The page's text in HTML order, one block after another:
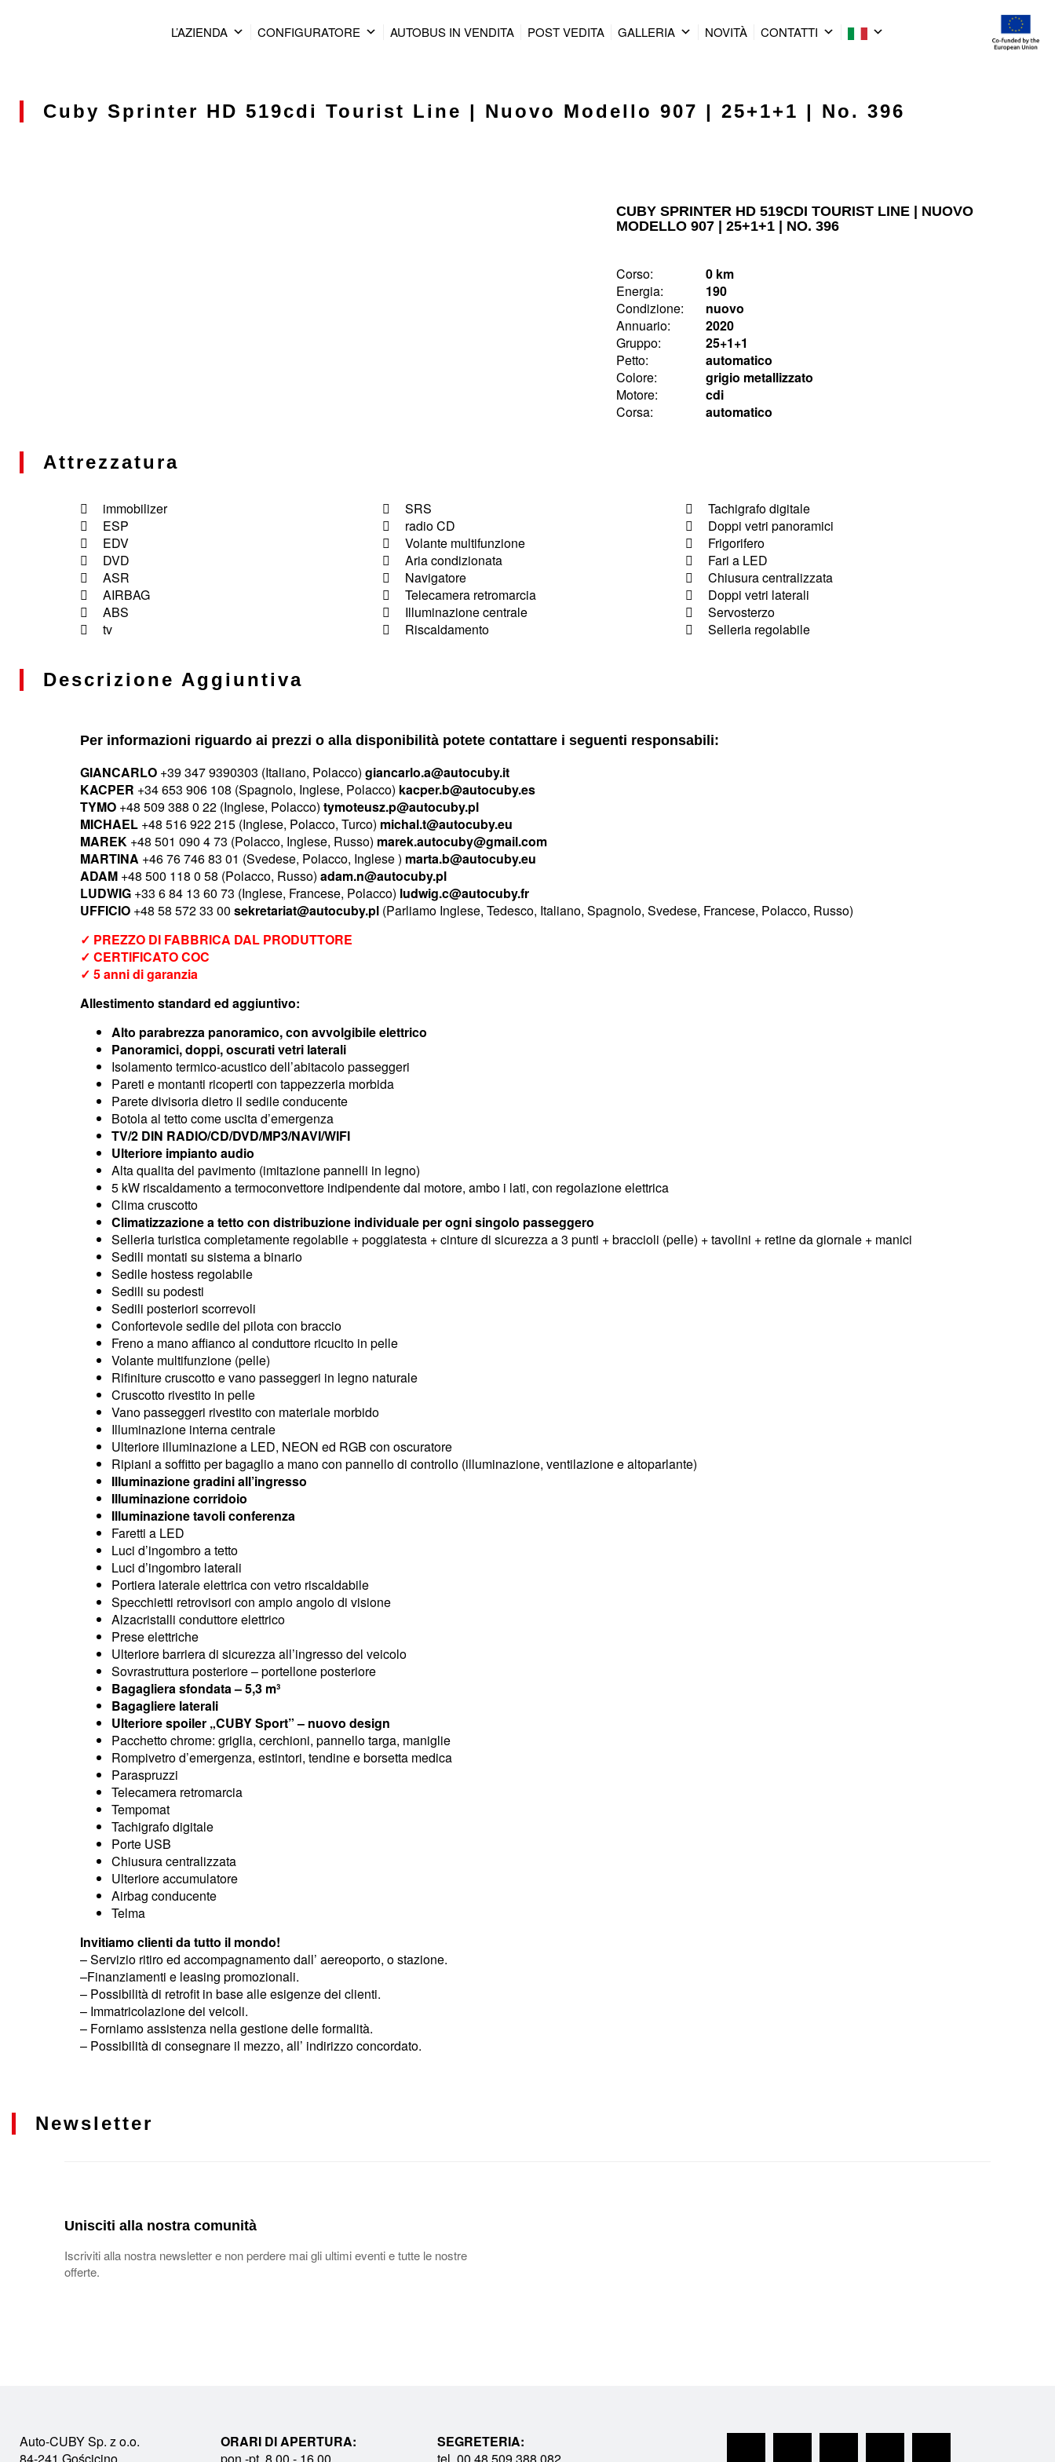
L’AZIENDA CONFIGURATORE AUTOBUS IN VENDITA POST VEDITA GALLERIA NOVITÀ CONTATTI
Cuby Sprinter HD 519cdi Tourist Line | Nuovo Modello 907 | 25+1+1 | No. 396
CUBY SPRINTER HD 519CDI TOURIST LINE | NUOVO
MODELLO 907 | 25+1+1 | NO. 396
Corso:
0 km
Energia:
190
Condizione:
nuovo
Annuario:
2020
Gruppo:
25+1+1
Petto:
automatico
Colore:
grigio metallizzato
Motore:
cdi
Corsa:
automatico
Attrezzatura
immobilizer
ESP
EDV
DVD
ASR
AIRBAG
ABS
tv
SRS
radio CD
Volante multifunzione
Aria condizionata
Navigatore
Telecamera retromarcia
Illuminazione centrale
Riscaldamento
Tachigrafo digitale
Doppi vetri panoramici
Frigorifero
Fari a LED
Chiusura centralizzata
Doppi vetri laterali
Servosterzo
Selleria regolabile
Descrizione Aggiuntiva
Per informazioni riguardo ai prezzi o alla disponibilità potete contattare i seguenti responsabili:
GIANCARLO +39 347 9390303 (Italiano, Polacco) giancarlo.a@autocuby.it
KACPER +34 653 906 108 (Spagnolo, Inglese, Polacco) kacper.b@autocuby.es
TYMO +48 509 388 0 22 (Inglese, Polacco) tymoteusz.p@autocuby.pl
MICHAEL +48 516 922 215 (Inglese, Polacco, Turco) michal.t@autocuby.eu
MAREK +48 501 090 4 73 (Polacco, Inglese, Russo) marek.autocuby@gmail.com
MARTINA +46 76 746 83 01 (Svedese, Polacco, Inglese ) marta.b@autocuby.eu
ADAM +48 500 118 0 58 (Polacco, Russo) adam.n@autocuby.pl
LUDWIG +33 6 84 13 60 73 (Inglese, Francese, Polacco) ludwig.c@autocuby.fr
UFFICIO +48 58 572 33 00 sekretariat@autocuby.pl (Parliamo Inglese, Tedesco, Italiano, Spagnolo, Svedese, Francese, Polacco, Russo)
✓ PREZZO DI FABBRICA DAL PRODUTTORE
✓ CERTIFICATO COC
✓ 5 anni di garanzia
Allestimento standard ed aggiuntivo:
Alto parabrezza panoramico, con avvolgibile elettrico
Panoramici, doppi, oscurati vetri laterali
Isolamento termico-acustico dell’abitacolo passeggeri
Pareti e montanti ricoperti con tappezzeria morbida
Parete divisoria dietro il sedile conducente
Botola al tetto come uscita d’emergenza
TV/2 DIN RADIO/CD/DVD/MP3/NAVI/WIFI
Ulteriore impianto audio
Alta qualita del pavimento (imitazione pannelli in legno)
5 kW riscaldamento a termoconvettore indipendente dal motore, ambo i lati, con regolazione elettrica
Clima cruscotto
Climatizzazione a tetto con distribuzione individuale per ogni singolo passeggero
Selleria turistica completamente regolabile + poggiatesta + cinture di sicurezza a 3 punti + braccioli (pelle) + tavolini + retine da giornale + manici
Sedili montati su sistema a binario
Sedile hostess regolabile
Sedili su podesti
Sedili posteriori scorrevoli
Confortevole sedile del pilota con braccio
Freno a mano affianco al conduttore ricucito in pelle
Volante multifunzione (pelle)
Rifiniture cruscotto e vano passeggeri in legno naturale
Cruscotto rivestito in pelle
Vano passeggeri rivestito con materiale morbido
Illuminazione interna centrale
Ulteriore illuminazione a LED, NEON ed RGB con oscuratore
Ripiani a soffitto per bagaglio a mano con pannello di controllo (illuminazione, ventilazione e altoparlante)
Illuminazione gradini all’ingresso
Illuminazione corridoio
Illuminazione tavoli conferenza
Faretti a LED
Luci d’ingombro a tetto
Luci d’ingombro laterali
Portiera laterale elettrica con vetro riscaldabile
Specchietti retrovisori con ampio angolo di visione
Alzacristalli conduttore elettrico
Prese elettriche
Ulteriore barriera di sicurezza all’ingresso del veicolo
Sovrastruttura posteriore – portellone posteriore
Bagagliera sfondata – 5,3 m³
Bagagliere laterali
Ulteriore spoiler „CUBY Sport” – nuovo design
Pacchetto chrome: griglia, cerchioni, pannello targa, maniglie
Rompivetro d’emergenza, estintori, tendine e borsetta medica
Paraspruzzi
Telecamera retromarcia
Tempomat
Tachigrafo digitale
Porte USB
Chiusura centralizzata
Ulteriore accumulatore
Airbag conducente
Telma
Invitiamo clienti da tutto il mondo!
– Servizio ritiro ed accompagnamento dall’ aereoporto, o stazione.
–Finanziamenti e leasing promozionali.
– Possibilità di retrofit in base alle esigenze dei clienti.
– Immatricolazione dei veicoli.
– Forniamo assistenza nella gestione delle formalità.
– Possibilità di consegnare il mezzo, all’ indirizzo concordato.
Newsletter
Unisciti alla nostra comunità
Iscriviti alla nostra newsletter e non perdere mai gli ultimi eventi e tutte le nostre
offerte.
Auto-CUBY Sp. z o.o.
ORARI DI APERTURA:
SEGRETERIA: